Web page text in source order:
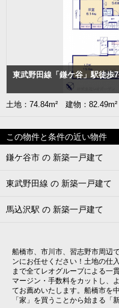
東武野田線「鎌ケ谷」駅徒歩
土地：74.84m² 建物：
この物件と条件の近い物件
鎌ケ谷市 の 新築一戸建て
東武野田線 の 新築一戸建て
馬込沢駅 の 新築一戸建て
船橋市、市川市、習志野市周辺
ンにお任せください！土地の仕
まで全てレオグループによる一
マージン・手数料をカットし、
てお薦めいたします。船橋市を
「家」を買うことから始まる「